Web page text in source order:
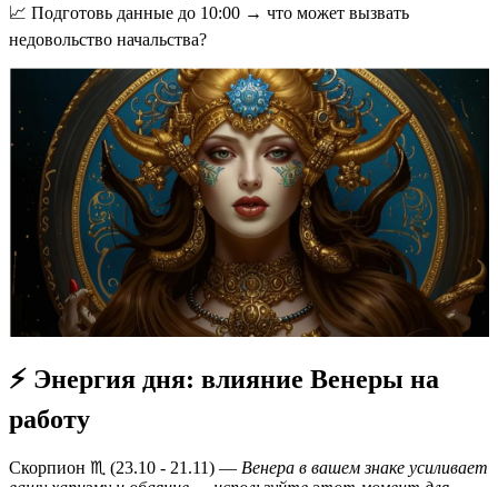
📈 Подготовь данные до 10:00 → что может вызвать
недовольство начальства?
⚡ Энергия дня: влияние Венеры на
работу
Скорпион ♏️ (23.10 - 21.11) — Венера в вашем знаке усиливает